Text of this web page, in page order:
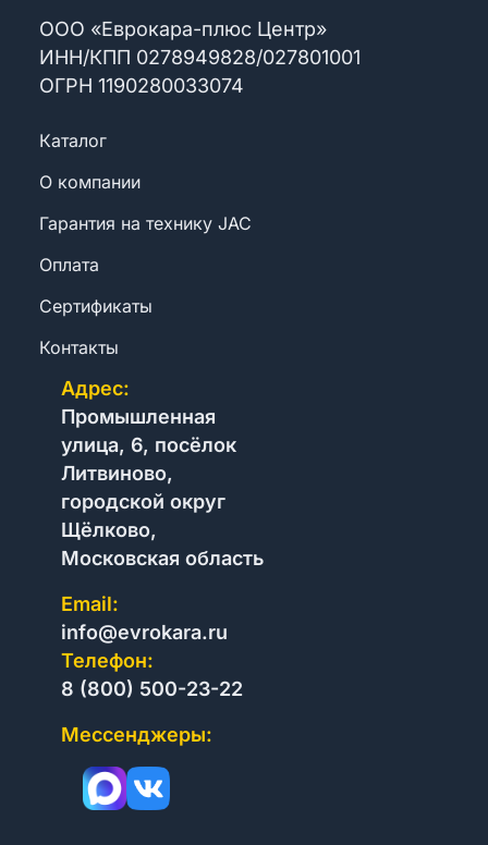
ООО «Еврокара-плюс Центр»
ИНН/КПП 0278949828/027801001
ОГРН 1190280033074
Каталог
О компании
Гарантия на технику JAC
Оплата
Сертификаты
Контакты
Адрес:
Промышленная
улица, 6, посёлок
Литвиново,
городской округ
Щёлково,
Московская область
Email:
info@evrokara.ru
Телефон:
8 (800) 500-23-22
Мессенджеры: